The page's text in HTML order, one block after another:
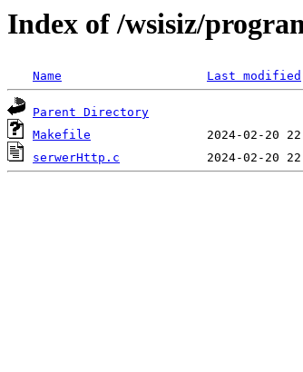
Index of /wsisiz/
Name Last modified
Parent Directory
Makefile
serwerHttp.c